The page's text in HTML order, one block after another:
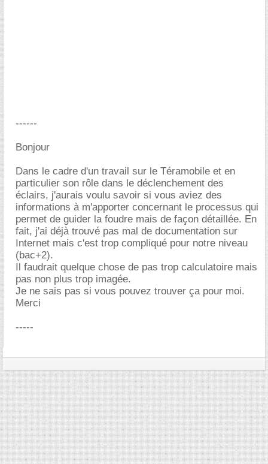
------
Bonjour
Dans le cadre d'un travail sur le Téramobile et en
particulier son rôle dans le déclenchement des
éclairs, j'aurais voulu savoir si vous aviez des
informations à m'apporter concernant le processus qui
permet de guider la foudre mais de façon détaillée. En
fait, j'ai déjà trouvé pas mal de documentation sur
Internet mais c'est trop compliqué pour notre niveau
(bac+2).
Il faudrait quelque chose de pas trop calculatoire mais
pas non plus trop imagée.
Je ne sais pas si vous pouvez trouver ça pour moi.
Merci
-----